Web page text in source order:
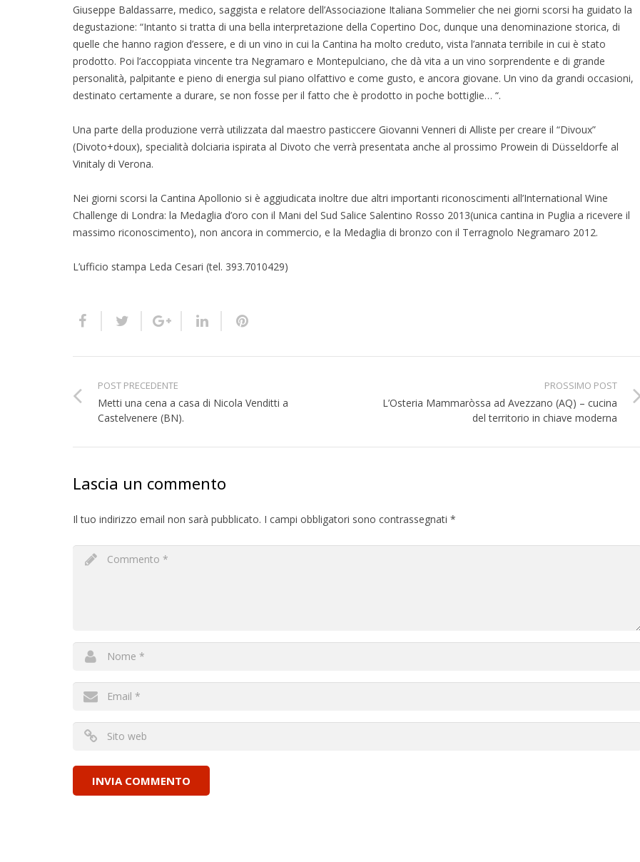
Giuseppe Baldassarre, medico, saggista e relatore dell’Associazione Italiana Sommelier che nei giorni scorsi ha guidato la
degustazione: “Intanto si tratta di una bella interpretazione della Copertino Doc, dunque una denominazione storica, di
quelle che hanno ragion d’essere, e di un vino in cui la Cantina ha molto creduto, vista l’annata terribile in cui è stato
prodotto. Poi l’accoppiata vincente tra Negramaro e Montepulciano, che dà vita a un vino sorprendente e di grande
personalità, palpitante e pieno di energia sul piano olfattivo e come gusto, e ancora giovane. Un vino da grandi occasioni,
destinato certamente a durare, se non fosse per il fatto che è prodotto in poche bottiglie… “.
Una parte della produzione verrà utilizzata dal maestro pasticcere Giovanni Venneri di Alliste per creare il “Divoux”
(Divoto+doux), specialità dolciaria ispirata al Divoto che verrà presentata anche al prossimo Prowein di Düsseldorfe al
Vinitaly di Verona.
Nei giorni scorsi la Cantina Apollonio si è aggiudicata inoltre due altri importanti riconoscimenti all’International Wine
Challenge di Londra: la Medaglia d’oro con il Mani del Sud Salice Salentino Rosso 2013(unica cantina in Puglia a ricevere il
massimo riconoscimento), non ancora in commercio, e la Medaglia di bronzo con il Terragnolo Negramaro 2012.
L’ufficio stampa Leda Cesari (tel. 393.7010429)
POST PRECEDENTE
Metti una cena a casa di Nicola Venditti a
Castelvenere (BN).
PROSSIMO POST
L’Osteria Mammaròssa ad Avezzano (AQ) – cucina
del territorio in chiave moderna
Lascia un commento
Il tuo indirizzo email non sarà pubblicato. I campi obbligatori sono contrassegnati *